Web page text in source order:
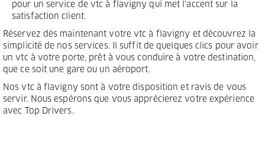
pour un service de vtc à flavigny qui met l'accent sur la
satisfaction client.
Réservez dès maintenant votre vtc à flavigny et découvrez la
simplicité de nos services. Il suffit de quelques clics pour avoir
un vtc à votre porte, prêt à vous conduire à votre destination,
que ce soit une gare ou un aéroport.
Nos vtc à flavigny sont à votre disposition et ravis de vous
servir. Nous espérons que vous apprécierez votre expérience
avec Top Drivers.